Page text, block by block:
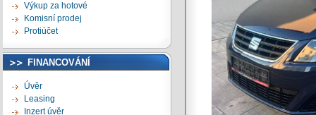
Výkup za hotové
Komisní prodej
Protiúčet
FINANCOVÁNÍ
Úvěr
Leasing
Inzert úvěr